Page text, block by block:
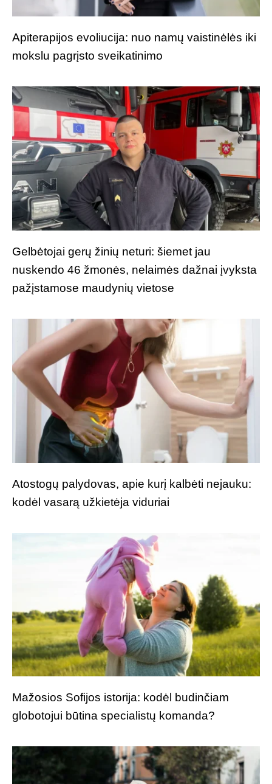
Apiterapijos evoliucija: nuo namų vaistinėlės iki
mokslu pagrįsto sveikatinimo
Gelbėtojai gerų žinių neturi: šiemet jau
nuskendo 46 žmonės, nelaimės dažnai įvyksta
pažįstamose maudynių vietose
Atostogų palydovas, apie kurį kalbėti nejauku:
kodėl vasarą užkietėja viduriai
Mažosios Sofijos istorija: kodėl budinčiam
globotojui būtina specialistų komanda?